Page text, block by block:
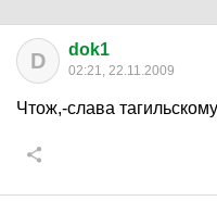
D dok1
02:21, 22.11.2009
Чтож,-слава